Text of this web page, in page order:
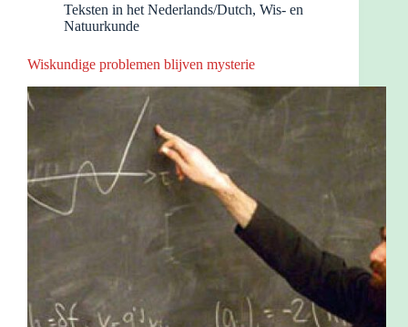
Teksten in het Nederlands/Dutch, Wis- en
Natuurkunde
Wiskundige problemen blijven mysterie